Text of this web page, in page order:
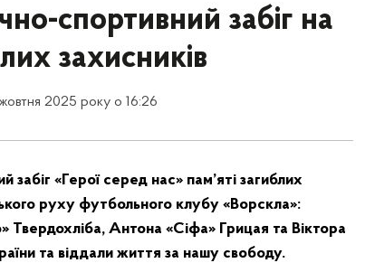
спортивний забіг на
захисників
2025 року о 16:26
«Герої серед нас» пам’яті загиблих
руху футбольного клубу «Ворскла»:
Антона «Сіфа» Грицая та Віктора
та віддали життя за нашу свободу.